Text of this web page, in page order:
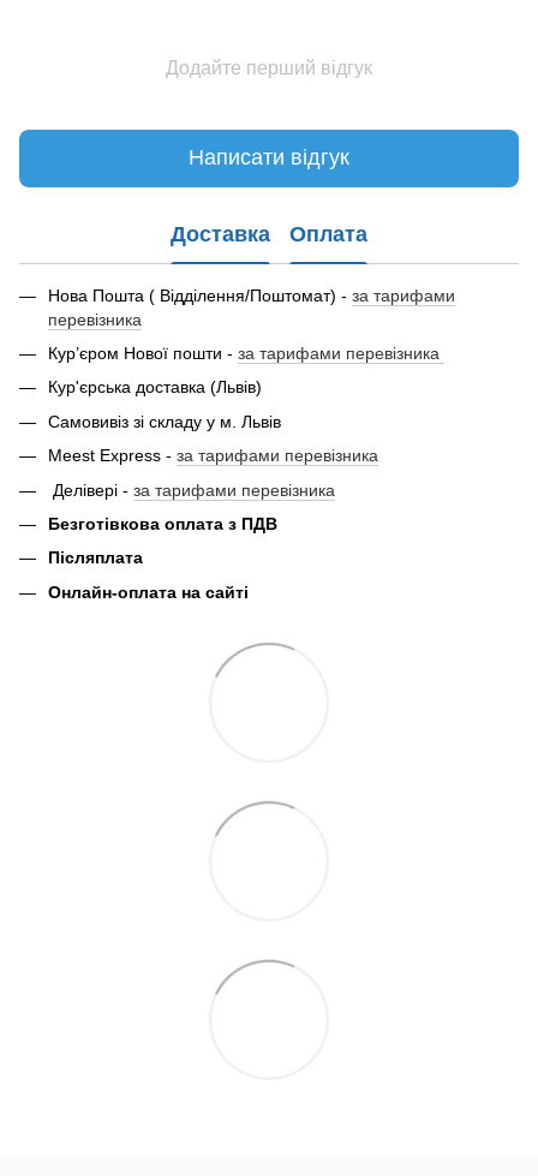
Додайте перший відгук
Написати відгук
Доставка Оплата
Нова Пошта ( Відділення/Поштомат) - за тарифами
перевізника
Кур’єром Нової пошти - за тарифами перевізника
Кур'єрська доставка (Львів)
Самовивіз зі складу у м. Львів
Meest Express - за тарифами перевізника
Делівері - за тарифами перевізника
Безготівкова оплата з ПДВ
Післяплата
Онлайн-оплата на сайті